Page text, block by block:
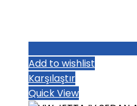
Add to wishlist
Karşılaştır
Quick View